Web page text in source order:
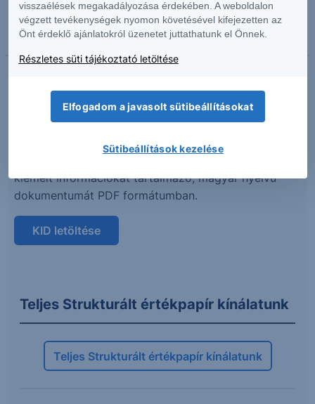
kockázatos portfólióból és egy kockázatmentes
pénzpiaci befektetésből tevődik össze, melyek
között a...
Kiemelt információkat tartalmazó
dokumentum (KID)
kiemelt információkat tartalmazó, magyar nyelvű
dokumentumát PDF formátumban.
KID letöltése
Teljes Strukturált értékpapír kínálatunk
Teljes Strukturált értékpapír kínálatunk
visszaélések megakadályozása érdekében. A weboldalon
végzett tevékenységek nyomon követésével kifejezetten az
Önt érdeklő ajánlatokról üzenetet juttathatunk el Önnek.
Részletes süti tájékoztató letöltése
Elfogadom a javasolt sütibeállításokat
Sütibeállítások kezelése